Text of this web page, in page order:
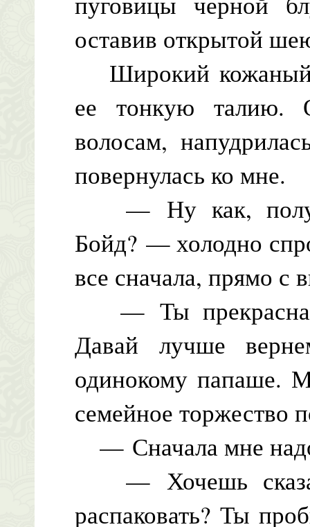
оставив открытой
Широкий кожаный
ее тонкую талию.
волосам,
повернулась ко мне.
— Ну как,
Бойд? — холодно
все сначала, прямо с
— Ты прекрасна,
Давай лучше
одинокому папаше.
семейное торжество
— Сначала мне
— Хочешь
распаковать? Ты